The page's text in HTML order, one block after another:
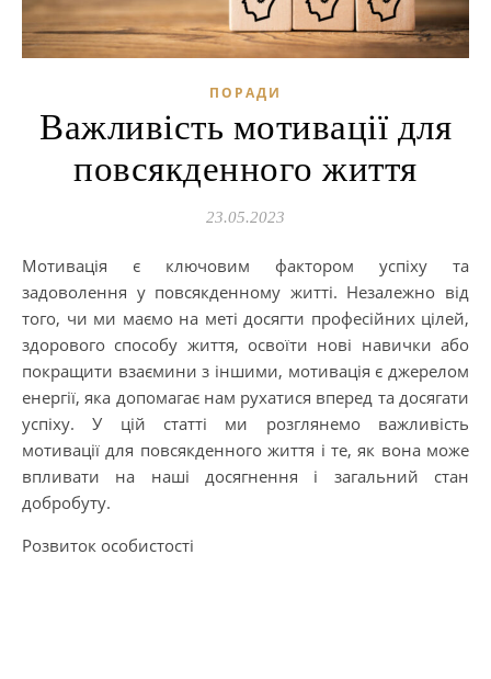
ПОРАДИ
Важливість мотивації для
повсякденного життя
23.05.2023
Мотивація є ключовим фактором успіху та
задоволення у повсякденному житті. Незалежно від
того, чи ми маємо на меті досягти професійних цілей,
здорового способу життя, освоїти нові навички або
покращити взаємини з іншими, мотивація є джерелом
енергії, яка допомагає нам рухатися вперед та досягати
успіху. У цій статті ми розглянемо важливість
мотивації для повсякденного життя і те, як вона може
впливати на наші досягнення і загальний стан
добробуту.
Розвиток особистості